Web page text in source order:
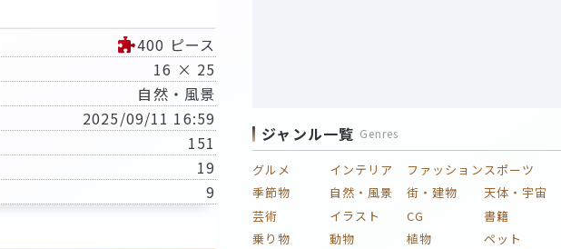
400 ピース
16 × 25
自然・風景
2025/09/11 16:59
151
19
9
ジャンル一覧 Genres
グルメ インテリア ファッションスポーツ
季節物
自然・風景 街・建物
天体・宇宙
芸術
イラスト CG
書籍
乗り物
動物 植物
ペット